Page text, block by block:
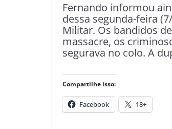
Fernando informou
dessa segunda-feira
Militar. Os bandidos
massacre, os
segurava no colo. A
Compartilhe isso:
Facebook 18+